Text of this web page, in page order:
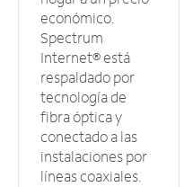
económico.
Spectrum
Internet® está
respaldado por
tecnología de
fibra óptica y
conectado a las
instalaciones por
líneas coaxiales.